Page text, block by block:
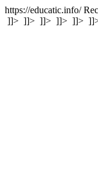
https://educatic.info/
]]> ]]> ]]> ]]> ]]>